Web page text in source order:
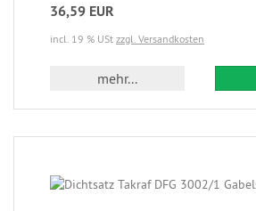
36,59 EUR
incl. 19 % USt zzgl. Versandkosten
mehr...